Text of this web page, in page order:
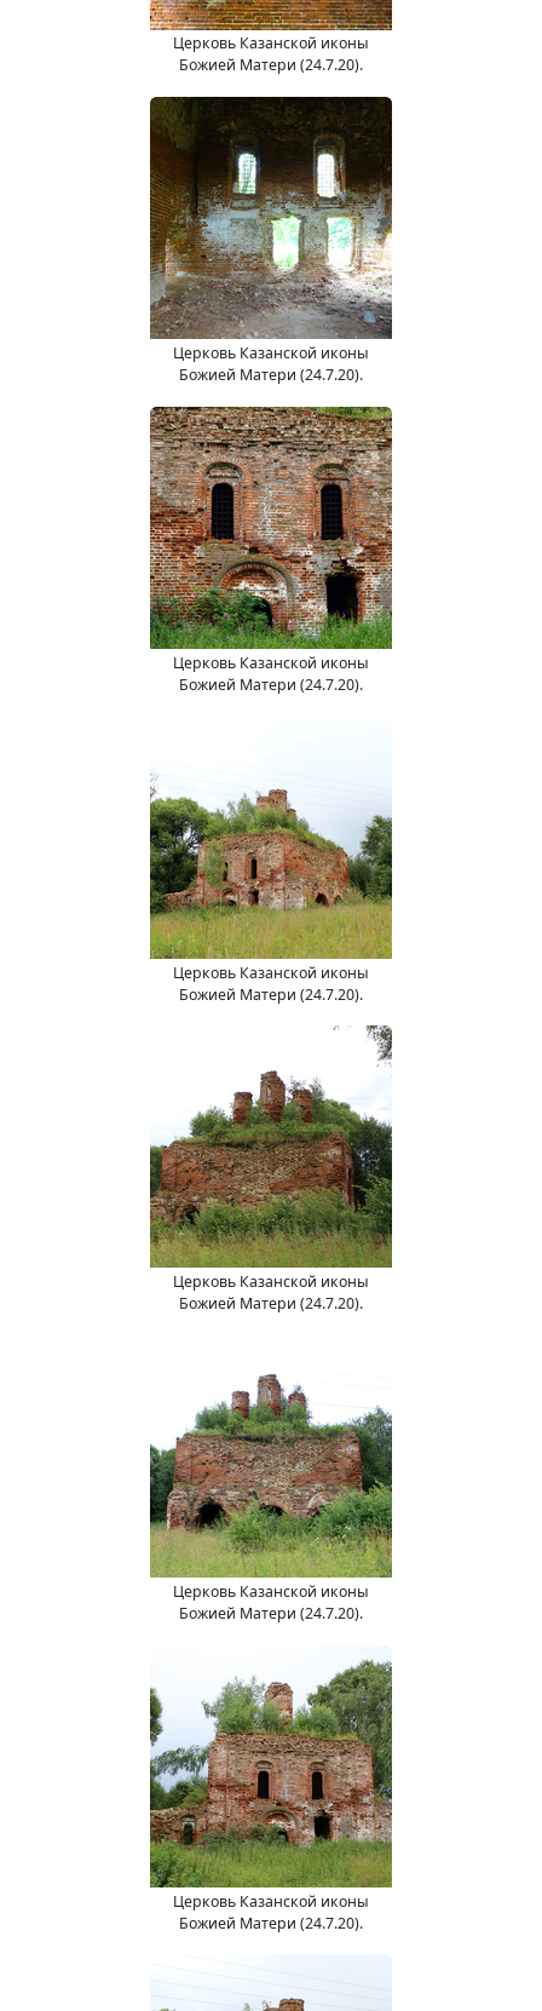
Церковь Казанской иконы
Божией Матери (24.7.20).
Церковь Казанской иконы
Божией Матери (24.7.20).
Церковь Казанской иконы
Божией Матери (24.7.20).
Церковь Казанской иконы
Божией Матери (24.7.20).
Церковь Казанской иконы
Божией Матери (24.7.20).
Церковь Казанской иконы
Божией Матери (24.7.20).
Церковь Казанской иконы
Божией Матери (24.7.20).